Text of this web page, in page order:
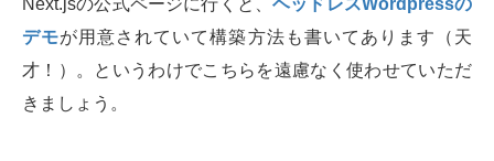
Next.jsの公式ページに行くと、 ヘッドレスWordpressの
デモが用意されていて構築方法も書いてあります（天
才！）。というわけでこちらを遠慮なく使わせていただ
きましょう。